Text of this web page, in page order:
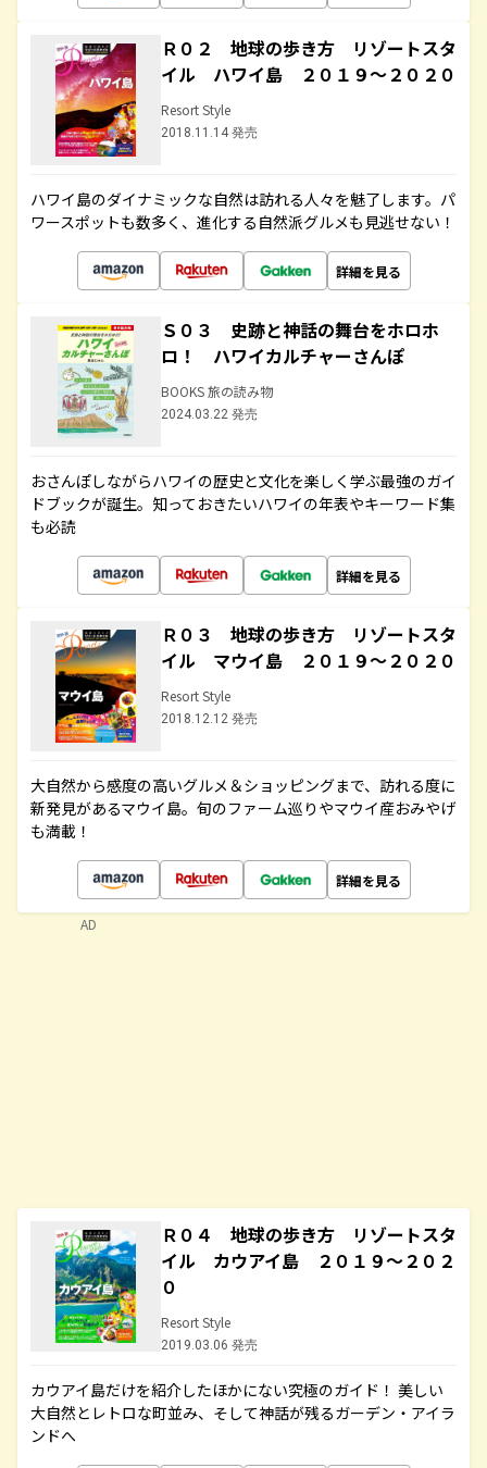
Ｒ０２ 地球の歩き方 リゾートスタ
イル ハワイ島 ２０１９～２０２０
Resort Style
2018.11.14 発売
ハワイ島のダイナミックな自然は訪れる人々を魅了します。パ
ワースポットも数多く、進化する自然派グルメも見逃せない！
詳細を見る
Ｓ０３ 史跡と神話の舞台をホロホ
ロ！ ハワイカルチャーさんぽ
BOOKS 旅の読み物
2024.03.22 発売
おさんぽしながらハワイの歴史と文化を楽しく学ぶ最強のガイ
ドブックが誕生。知っておきたいハワイの年表やキーワード集
も必読
詳細を見る
Ｒ０３ 地球の歩き方 リゾートスタ
イル マウイ島 ２０１９～２０２０
Resort Style
2018.12.12 発売
大自然から感度の高いグルメ＆ショッピングまで、訪れる度に
新発見があるマウイ島。旬のファーム巡りやマウイ産おみやげ
も満載！
詳細を見る
Ｒ０４ 地球の歩き方 リゾートスタ
イル カウアイ島 ２０１９～２０２
０
Resort Style
2019.03.06 発売
カウアイ島だけを紹介したほかにない究極のガイド！ 美しい
大自然とレトロな町並み、そして神話が残るガーデン・アイラ
ンドへ
AD